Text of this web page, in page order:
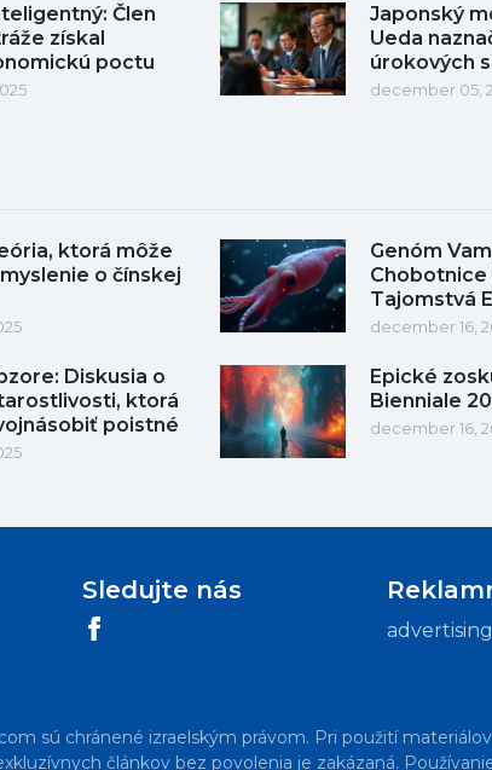
Člen
získal
poctu
Japonský
Ueda
úrokových
december 05,
ktorá môže
o čínskej
Genóm
Chobotnice
Tajomstvá
december 16,
Diskusia o
ktorá
poistné
Epické
Bienniale
december 16,
Sledujte nás
sú chránené izraelským právom. Pri použití
článkov bez povolenia je zakázaná.